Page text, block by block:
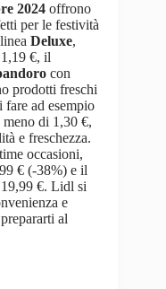
2024 offrono
per le festività
Deluxe,
€, il
con
prodotti freschi
ad esempio
meno di 1,30 €,
e freschezza.
occasioni,
€ (-38%) e il
€. Lidl si
e
al